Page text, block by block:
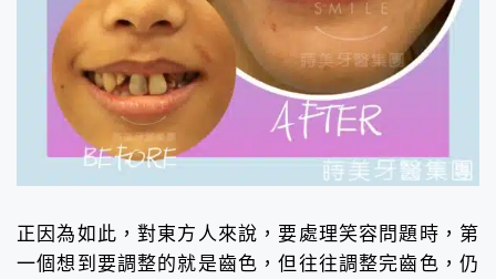
正因為如此，對東方人來說，要處理笑容問題時，第
一個想到要調整的就是齒色，但往往調整完齒色，仍